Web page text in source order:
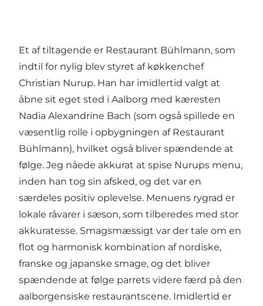
Et af tiltagende er Restaurant Bühlmann, som
indtil for nylig blev styret af køkkenchef
Christian Nurup. Han har imidlertid valgt at
åbne sit eget sted i Aalborg med kæresten
Nadia Alexandrine Bach (som også spillede en
væsentlig rolle i opbygningen af Restaurant
Bühlmann), hvilket også bliver spændende at
følge. Jeg nåede akkurat at spise Nurups menu,
inden han tog sin afsked, og det var en
særdeles positiv oplevelse. Menuens rygrad er
lokale råvarer i sæson, som tilberedes med stor
akkuratesse. Smagsmæssigt var der tale om en
flot og harmonisk kombination af nordiske,
franske og japanske smage, og det bliver
spændende at følge parrets videre færd på den
aalborgensiske restaurantscene. Imidlertid er